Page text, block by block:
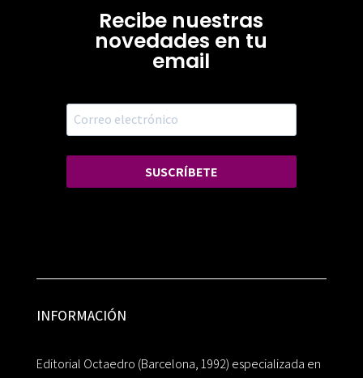
Recibe nuestras
novedades en tu
email
SUSCRÍBETE
INFORMACIÓN
Editorial Octaedro (Barcelona, 1992) especializada en